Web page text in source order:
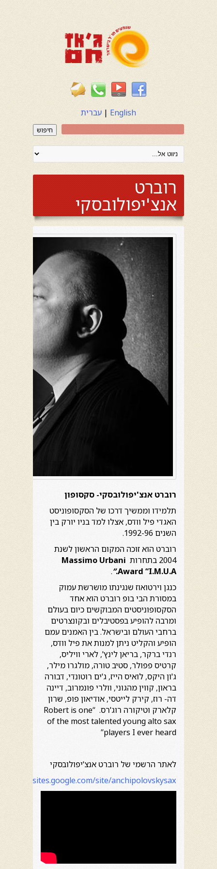
English
| עברית
חיפוש
רוברט
אנצ'יפולובסקי
רוברט אנצ'יפולובסקי- סקסופון
תלמידו וממשיך דרכו של הסקסופוניסט
האגדי פיל וודס, אצלו למד בניו יורק בין
השנים 1992-96.
רוברט הוא זוכה המקום הראשון לשנת
2004 בתחרות
Massimo Urbani
Award “I.M.U.A.
”
.
כנגן וירטואוז שנגינתו מושרשת עמוק
במסורת הבי בופ רוברט הוא אחד
הסקסופוניסטים המבוקשים כיום בעולם
ומרבה להופיע בפסטיבלים ובקונצרטים
ברחבי העולם ובישראל. בין האמנים עמם
הופיע והקליט ניתן למנות את פיל וודס,
רנדי ברקר, בריאן לינץ', לארי וויליס,
קרטיס פפולר, סטיב טורה, מולגרו מילר,
ג'ון היקס, לואיס הייז, ג'ים רוטונדי, דבורה
בראון, קווין מהגוני, וולרי פונמרוב, דיינה
דה- רוז, קירק לייטסי, אודיאון פופ, שרון
קלארק וטיקורה רוג'רס. “Robert is one
of the most talented young alto sax
players I ever heard”
לאתר הרשמי של רוברט אנצ'יפולובסקי
https://sites.google.com/site/anchipolovskysax/